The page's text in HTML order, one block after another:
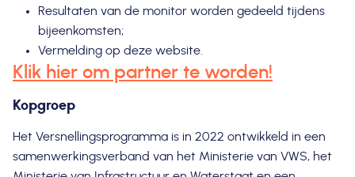
Resultaten van de monitor worden gedeeld tijdens
bijeenkomsten;
Vermelding op deze website.
Klik hier om partner te worden!
Kopgroep
Het Versnellingsprogramma is in 2022 ontwikkeld in een
samenwerkingsverband van het Ministerie van VWS, het